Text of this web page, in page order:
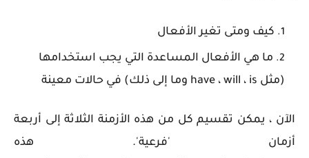
كيف ومتى تغير الأفعال
ما هي الأفعال المساعدة التي يجب استخدامها
(مثل have ، will ، is وما إلى ذلك) في حالات معينة
الآن ، يمكن تقسيم كل من هذه الأزمنة الثلاثة إلى أربعة
أزمان 'فرعية'. هذه